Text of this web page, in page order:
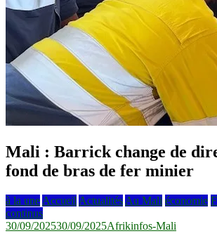
Mali : Barrick change de
fond de bras de fer minier
à la une Accueil Actualités Au Mali économie
continus
30/09/202530/09/2025Afrikinfos-Mali